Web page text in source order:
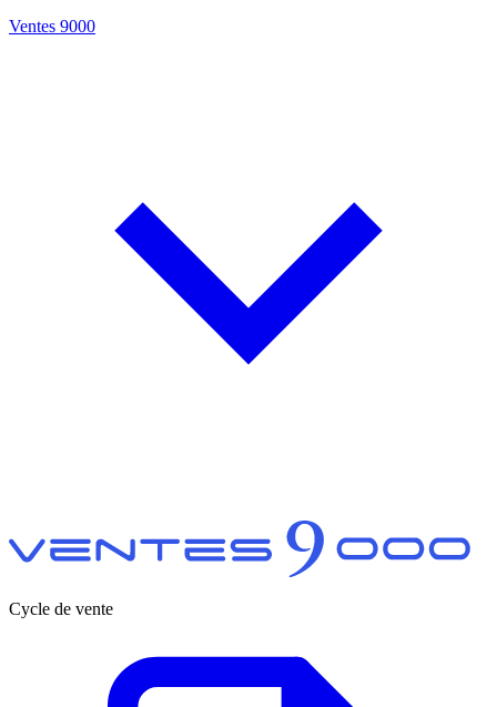
Ventes 9000
Cycle de vente